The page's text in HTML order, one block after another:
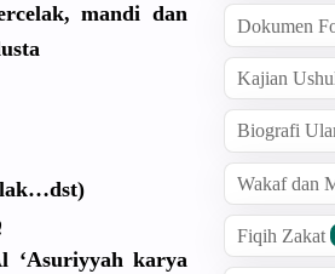
mandi dan
st)
karya
Dokumen
Kajian
Biografi
Wakaf dan
Fiqih Zakat